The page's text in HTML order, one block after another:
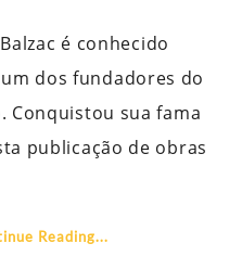
é conhecido
dos fundadores do
Conquistou sua fama
publicação de obras
Reading...